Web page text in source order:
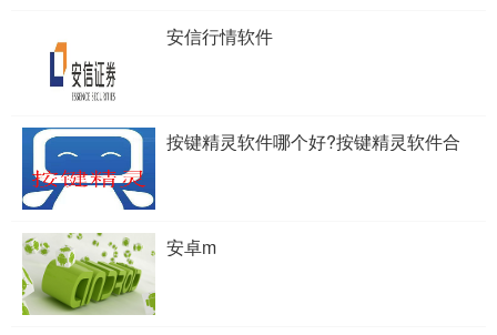
安信行情软件
按键精灵软件哪个好?按键精灵软件合
集
安卓m